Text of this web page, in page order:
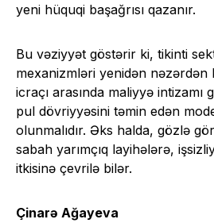
yeni hüquqi başağrısı qazanır.
Bu vəziyyət göstərir ki, tikinti
mexanizmləri yenidən nəzərdən
icraçı arasında maliyyə intizamı
pul dövriyyəsini təmin edən
olunmalıdır. Əks halda, gözlə
sabah yarımçıq layihələrə,
itkisinə çevrilə bilər.
Çinarə Ağayeva